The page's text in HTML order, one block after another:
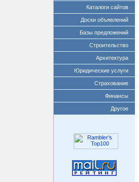
Каталоги сайтов
Доски объявлений
Базы предложений
Строительство
Архитектура
Юридические услуги
Страхование
Финансы
Другое